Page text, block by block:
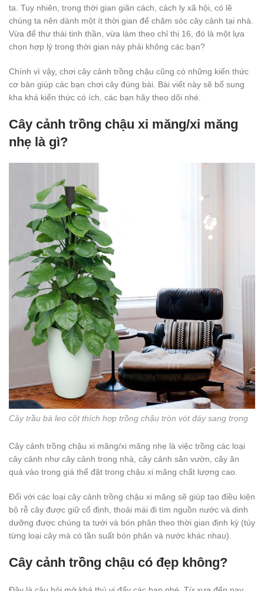
ta. Tuy nhiên, trong thời gian giãn cách, cách ly xã hội, có lẽ
chúng ta nên dành một ít thời gian để chăm sóc cây cảnh tại nhà.
Vừa để thư thái tinh thần, vừa làm theo chỉ thị 16, đó là một lựa
chọn hợp lý trong thời gian này phải không các bạn?
Chính vì vậy, chơi cây cảnh trồng chậu cũng có những kiến thức
cơ bản giúp các bạn chơi cây đúng bài. Bài viết này sẽ bổ sung
kha khá kiến thức có ích, các bạn hãy theo dõi nhé.
Cây cảnh trồng chậu xi măng/xi măng
nhẹ là gì?
Cây trầu bà leo cột thích hợp trồng chậu tròn vót đáy sang trọng
Cây cảnh trồng chậu xi măng/xi măng nhẹ là việc trồng các loại
cây cảnh như cây cảnh trong nhà, cây cảnh sân vườn, cây ăn
quả vào trong giá thể đặt trong chậu xi măng chất lượng cao.
Đối với các loại cây cảnh trồng chậu xi măng sẽ giúp tạo điều kiện
bộ rễ cây được giữ cố định, thoải mái đi tìm nguồn nước và dinh
dưỡng được chúng ta tưới và bón phân theo thời gian định kỳ (tùy
từng loại cây mà có tần suất bón phân và nước khác nhau).
Cây cảnh trồng chậu có đẹp không?